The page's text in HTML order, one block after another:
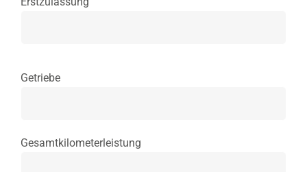
Getriebe
Gesamtkilometerleistung